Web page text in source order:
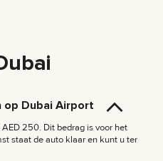
op Dubai Airport
250. Dit bedrag is voor het
staat de auto klaar en kunt u ter